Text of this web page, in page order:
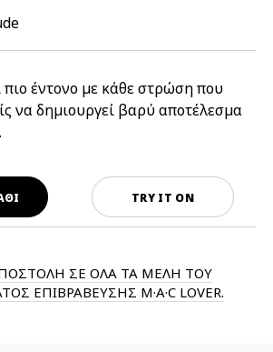
πιο έντονο με κάθε στρώση που
να δημιουργεί βαρύ αποτέλεσμα
TRY IT ON
ΣΕ ΟΛΑ ΤΑ ΜΕΛΗ ΤΟΥ
ΕΠΙΒΡΑΒΕΥΣΗΣ M·A·C LOVER.